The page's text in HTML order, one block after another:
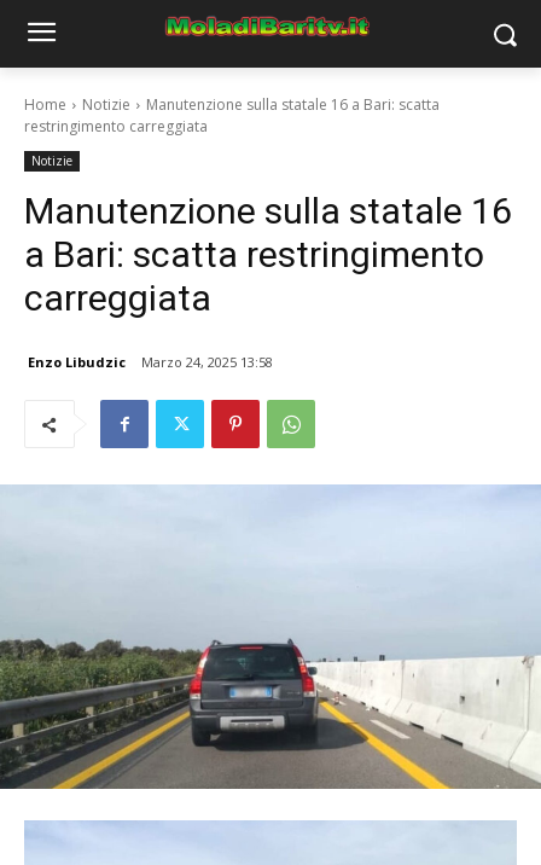
Home Notizie
Manutenzione sulla statale 16 a Bari: scatta
restringimento carreggiata
Notizie
Manutenzione sulla statale 16
a Bari: scatta restringimento
carreggiata
Enzo Libudzic Marzo 24, 2025 13:58